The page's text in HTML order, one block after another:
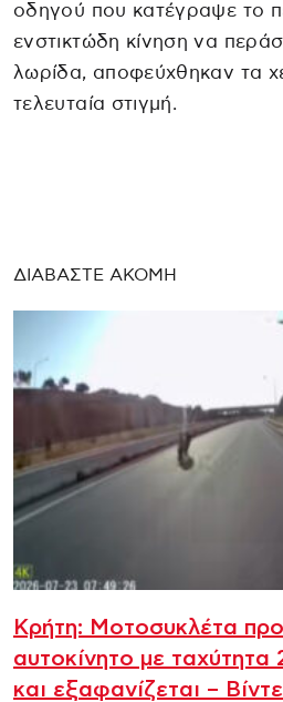
οδηγού που κατέγραψε το
ενστικτώδη κίνηση να
λωρίδα, αποφεύχθηκαν τα
τελευταία στιγμή.
ΔΙΑΒΑΣΤΕ ΑΚΟΜΗ
Κρήτη: Μοτοσυκλέτα
αυτοκίνητο με
και εξαφανίζεται –